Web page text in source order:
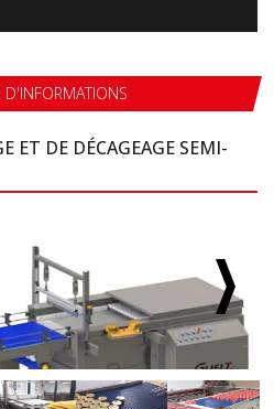
ET DE DÉCAGEAGE SEMI-